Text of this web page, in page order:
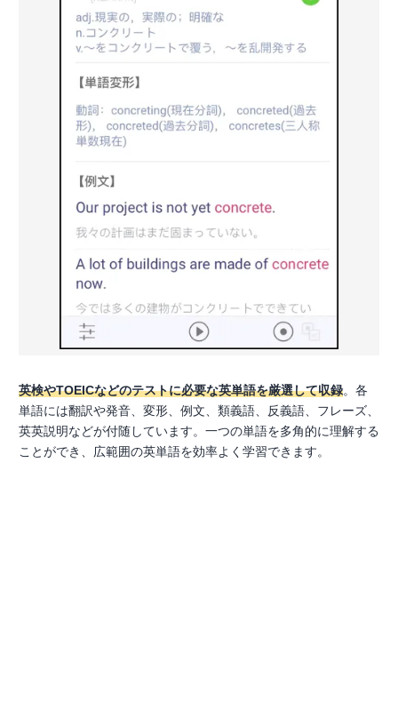
英検やTOEICなどのテストに必要な英単語を厳選して収録。各
単語には翻訳や発音、変形、例文、類義語、反義語、フレーズ、
英英説明などが付随しています。一つの単語を多角的に理解する
ことができ、広範囲の英単語を効率よく学習できます。